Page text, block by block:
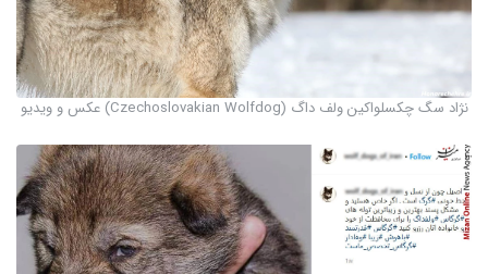
نژاد سگ چکسلواکین ولف داگ (Czechoslovakian Wolfdog) عکس و ویدیو